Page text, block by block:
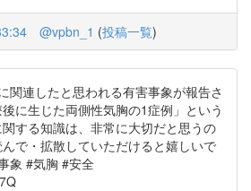
@vpbn_1 (投稿一覧)
関連したと思われる有害事象が報告さ
に生じた両側性気胸の1症例」という
する知識は、非常に大切だと思うの
で・拡散していただけると嬉しいで
象 #気胸 #安全